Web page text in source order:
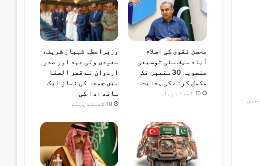
محسن نقوی کی اسلام
آباد سیف سٹی توسیعی
منصوبہ 30 ستمبر تک
مکمل کرنے کی ہدایت
10 گھنٹے پہلے
وزیراعظم شہباز شریف،
سعودی ولی عہد اور صدر
اردوان نے قصر الصفا
میں جمعہ کی نماز ایک
ساتھ ادا کی
10 گھنٹے پہلے